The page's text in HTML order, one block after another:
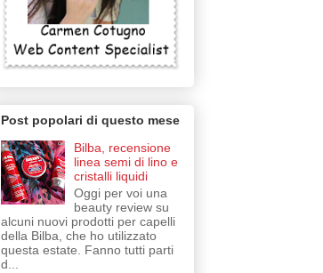
Post popolari di questo mese
Bilba, recensione
linea semi di lino e
cristalli liquidi
Oggi per voi una
beauty review su
alcuni nuovi prodotti per capelli
della Bilba, che ho utilizzato
questa estate. Fanno tutti parti
d...